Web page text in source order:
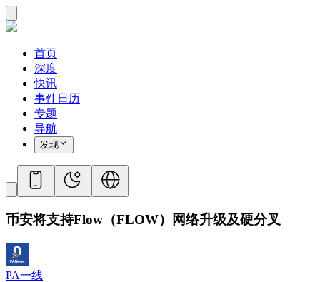
首页
深度
快讯
事件日历
专题
导航
发现
币安将支持Flow（FLOW）网络升级及硬分叉
PA一线